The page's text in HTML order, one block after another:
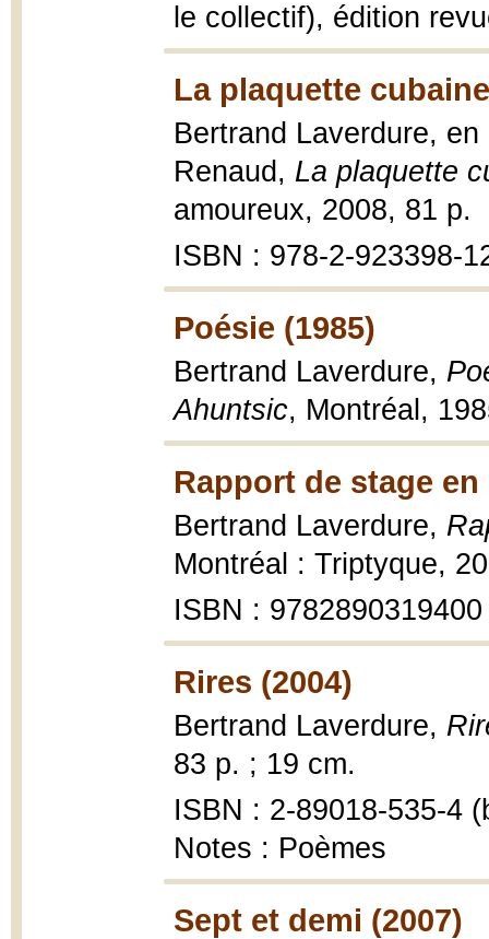
le collectif), édition
La plaquette
Bertrand Laverdure,
Renaud, La plaquette
amoureux, 2008, 81 p.
ISBN : 978-2-923398-
Poésie (1985)
Bertrand Laverdure,
Ahuntsic, Montréal,
Rapport de stage
Bertrand Laverdure,
Montréal : Triptyque,
ISBN : 9782890319400
Rires (2004)
Bertrand Laverdure,
83 p. ; 19 cm.
ISBN : 2-89018-535-4
Notes : Poèmes
Sept et demi (2007)